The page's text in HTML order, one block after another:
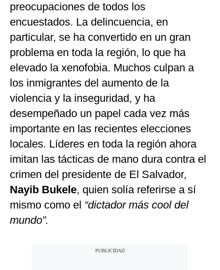
preocupaciones de todos los
encuestados. La delincuencia, en
particular, se ha convertido en un gran
problema en toda la región, lo que ha
elevado la xenofobia. Muchos culpan a
los inmigrantes del aumento de la
violencia y la inseguridad, y ha
desempeñado un papel cada vez más
importante en las recientes elecciones
locales. Líderes en toda la región ahora
imitan las tácticas de mano dura contra el
crimen del presidente de El Salvador,
Nayib Bukele, quien solía referirse a sí
mismo como el “dictador más cool del
mundo”.